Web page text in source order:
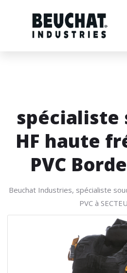
spécialiste
HF haute
PVC
Beuchat Industries, spécialiste
PVC à